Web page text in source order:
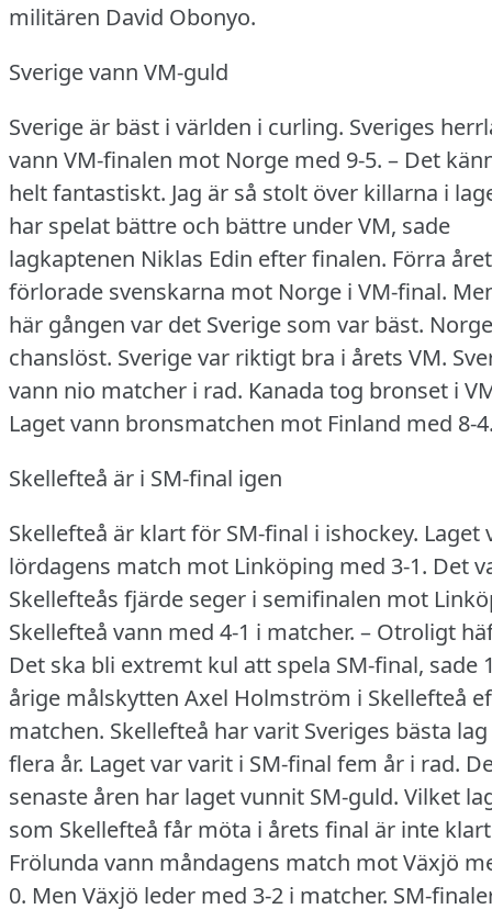
militären David Obonyo.
Sverige vann VM-guld
Sverige är bäst i världen i curling. Sveriges
vann VM-finalen mot Norge med 9-5. – Det
helt fantastiskt. Jag är så stolt över killarna i
har spelat bättre och bättre under VM, sade
lagkaptenen Niklas Edin efter finalen. Förra året
förlorade svenskarna mot Norge i VM-final.
här gången var det Sverige som var bäst.
chanslöst. Sverige var riktigt bra i årets VM.
vann nio matcher i rad. Kanada tog bronset i
Laget vann bronsmatchen mot Finland med 8-
Skellefteå är i SM-final igen
Skellefteå är klart för SM-final i ishockey. Laget
lördagens match mot Linköping med 3-1. Det
Skellefteås fjärde seger i semifinalen mot
Skellefteå vann med 4-1 i matcher. – Otroligt
Det ska bli extremt kul att spela SM-final, sade
årige målskytten Axel Holmström i Skellefteå
matchen. Skellefteå har varit Sveriges bästa
flera år. Laget var varit i SM-final fem år i rad.
senaste åren har laget vunnit SM-guld. Vilket
som Skellefteå får möta i årets final är inte
Frölunda vann måndagens match mot Växjö
0. Men Växjö leder med 3-2 i matcher. SM-